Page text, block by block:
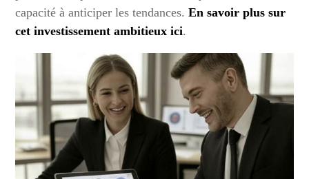
capacité à anticiper les tendances.En savoir plus sur
cet investissement ambitieux ici.